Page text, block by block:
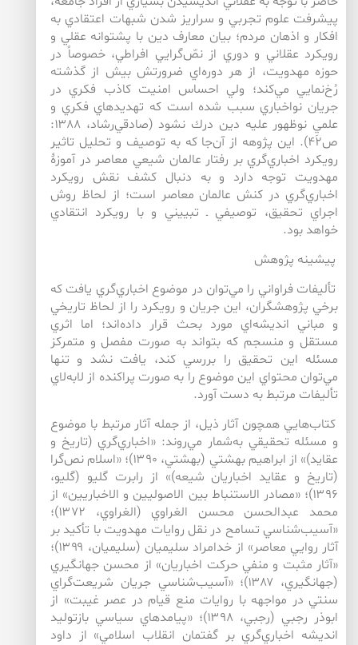
پيشرفت علوم تجربي و سراريز شدن شبهات اعتقادي به
افكار و اذهان مردم؛ بيان معارف دين با پشتوانه عقلي و
رويكرد عقلاني و دوري از نصّ‌گرايي افراطي، خصوصاً در
حوزه مهدويت، از هر دوره‌اي ضرورتش بيش‌ از گذشته
رُخ‌نمايي مي‌كند؛ ولي احساس امنيت كاذب فكري در
جريان‌ نواخباري سبب شده است كه تهديدهاي فكري و
علميِ نوظهور عليه دين درك نشود (صادقي‌‌رشاد، ۱۳۸۸:
ص۴۲). اين پژوهه از آن‌جا كه به توصيف و تحليل تاثير
رويكرد اخباري‌گري بر رفتار عالمان شيعي معاصر در آموزۀ
مهدويت توجه دارد و به دنبال كشف نقش رويكرد
اخباري‌گري در كنش عالمان معاصر است؛ از لحاظ روش
اجراي تحقيق، توصيفي ـ تبييني و با رويكرد انتقادي
خواهد بود.
پيشينه پژوهش
تأليفات فراواني را مي‌توان در موضوع اخباري‌‌گري يافت كه
برخي پژوهشگران، اين جريان و رويكرد را از لحاظ تاريخي
و مباني انديشه‌اي مورد بحث قرار داده‌اند؛ اما اثري
مستقل و منسجم كه بتواند به صورت مفصل و متمركز
مسئله اين تحقيق را بررسي كند، يافت نشد و تنها
مي‌توان محتواي اين موضوع را به صورت پراكنده از لابه‌لاي
تأليفات مرتبط به دست آورد.
كتاب‌‌هايي همچون آثار ذيل، از جمله آثار مرتبط با موضوع
و مسئله تحقيقي به‌شمار مي‌روند: «اخباري‌گري (تاريخ و
عقايد)» از ابراهيم بهشتي (بهشتي، ۱۳۹۰)؛ «اسلام نص‌گرا
(تاريخ و عقايد اخباريان شيعه)» از رابرت گليو (گليو،
۱۳۹۶)؛ «مصادر الاستنباط بين الاصوليين و الاخباريين» از
محمد عبدالحسن محسن الغراوي (الغراوي، ۱۳۷۲)؛
«آسيب‌شناسي تسامح در نقل روايات مهدويت با تأكيد بر
آثار روايي معاصر» از خدامراد سليميان (سليميان، ۱۳۹۹)؛
«آثار مثبت و منفي حركت اخباريان» از محسن جهانگيري
(جهانگيري، ۱۳۸۷)؛ «آسيب‌شناسي جريان شريعت‌گراي
سنتي در مواجهه با روايات منع قيام در عصر غيبت» از
ابوذر رجبي (رجبي، ۱۳۹۸)؛ «پيامدهاي سياسي بازتوليد
انديشه اخباري‌گري بر گفتمان انقلاب اسلامي» از داود